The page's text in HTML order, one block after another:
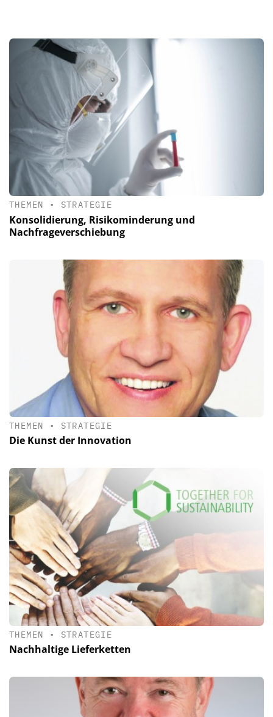
THEMEN • STRATEGIE
Konsolidierung, Risikominderung und
Nachfrageverschiebung
THEMEN • STRATEGIE
Die Kunst der Innovation
THEMEN • STRATEGIE
Nachhaltige Lieferketten